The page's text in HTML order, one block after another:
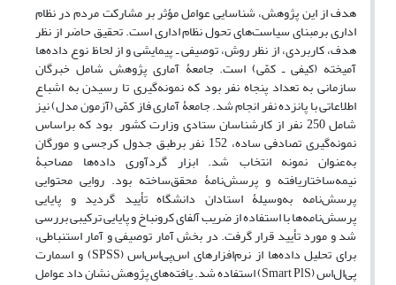
هدف از این پژوهش، شناسایی عوامل مؤثر بر مشارکت مردم در نظام
اداری برمبنای سیاست‌های تحول نظام اداری است. تحقیق حاضر از نظر
هدف، کاربردی، از نظر روش، توصیفی ـ پیمایشی و از لحاظ نوع داده‌ها
آمیخته (کیفی ـ کمّی) است. جامعۀ آماری پژوهش شامل خبرگان
سازمانی به تعداد پنجاه نفر بود که نمونه‌گیری تا رسیدن به اشباع
اطلاعاتی با پانزده نفر انجام شد. جامعۀ آماری فاز کمّی (آزمون مدل) نیز
شامل 250 نفر از کارشناسان ستادی وزارت کشور بود که براساس
نمونه‌گیری تصادفی ساده، 152 نفر برطبق جدول کرجسی و مورگان
به‌عنوان نمونه انتخاب شد. ابزار گردآوری داده‌ها مصاحبۀ
نیمه‌ساختاریافته و پرسش‌نامۀ محقق‌ساخته بود. روایی محتوایی
پرسش‌نامه به‌وسیلۀ استادان دانشگاه تأیید گردید و پایایی
پرسش‌نامه‌ها با استفاده از ضریب آلفای کرونباخ و پایایی ترکیبی بررسی
شد و مورد تأیید قرار گرفت. در بخش آمار توصیفی و آمار استنباطی،
برای تحلیل داده‌ها از نرم‌افزارهای اس‌پی‌‌اس‌اس (SPSS) و اسمارت
پی‌ال‌اس (Smart PlS) استفاده شد. یافته‌های پژوهش نشان داد عوامل